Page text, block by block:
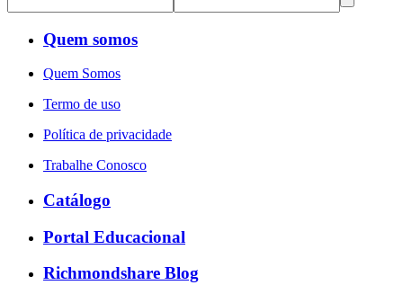
Quem somos
Quem Somos
Termo de uso
Política de privacidade
Trabalhe Conosco
Catálogo
Portal Educacional
Richmondshare Blog